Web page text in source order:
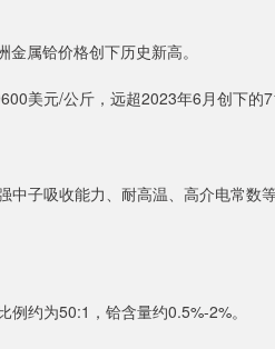
属铪价格创下历史新高。
美元/公斤，远超2023年6月创下的
子吸收能力、耐高温、高介电常数
约为50:1，铪含量约0.5%-2%。